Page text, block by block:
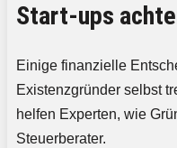
Start-ups
Einige finanzielle
Existenzgründer selbst
helfen Experten, wie
Steuerberater.